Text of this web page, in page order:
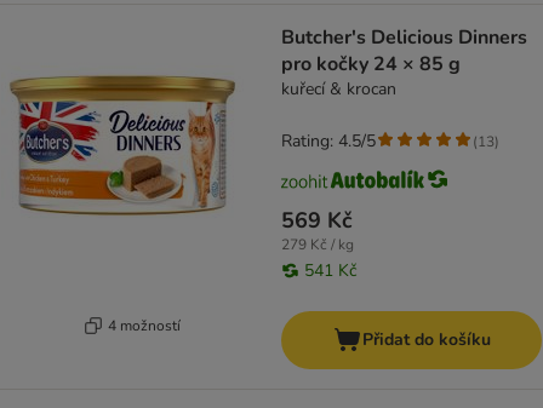
4 možností
Butcher's Delicious Dinners
pro kočky 24 × 85 g
kuřecí & krocan
569 Kč
279 Kč / kg
541 Kč
Rating: 4.5/5 (13)
Přidat do košíku